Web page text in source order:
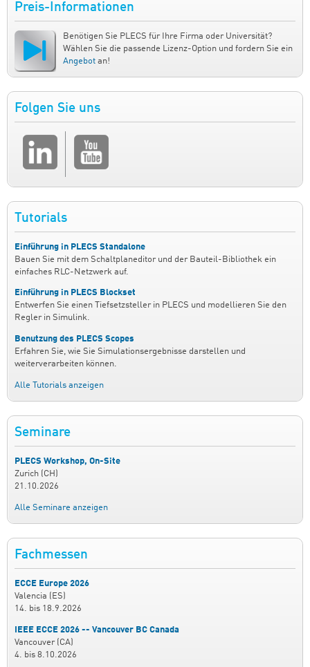
Preis-Informationen
Benötigen Sie PLECS für Ihre Firma oder Universität?
Wählen Sie die passende Lizenz-Option und fordern Sie ein
Angebot an!
Folgen Sie uns
Tutorials
Einführung in PLECS Standalone
Bauen Sie mit dem Schaltplaneditor und der Bauteil-Bibliothek ein
einfaches RLC-Netzwerk auf.
Einführung in PLECS Blockset
Entwerfen Sie einen Tiefsetzsteller in PLECS und modellieren Sie den
Regler in Simulink.
Benutzung des PLECS Scopes
Erfahren Sie, wie Sie Simulationsergebnisse darstellen und
weiterverarbeiten können.
Alle Tutorials anzeigen
Seminare
PLECS Workshop, On-Site
Zurich (CH)
21.10.2026
Alle Seminare anzeigen
Fachmessen
ECCE Europe 2026
Valencia (ES)
14. bis 18.9.2026
IEEE ECCE 2026 -- Vancouver BC Canada
Vancouver (CA)
4. bis 8.10.2026